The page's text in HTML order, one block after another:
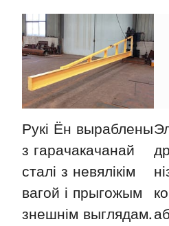
Рукі Ён выраблены
з гарачакачанай
сталі з невялікім
вагой і прыгожым
знешнім выглядам.